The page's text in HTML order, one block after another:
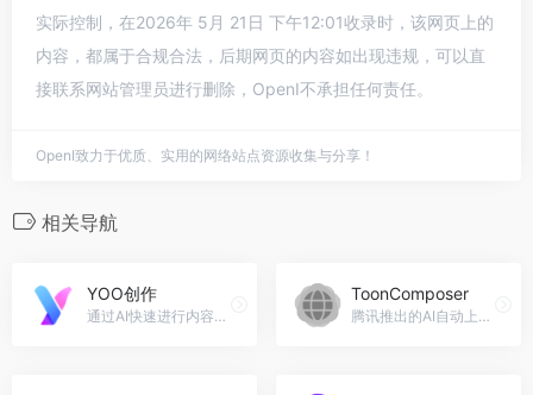
实际控制，在2026年 5月 21日 下午12:01收录时，该网页上的
内容，都属于合规合法，后期网页的内容如出现违规，可以直
接联系网站管理员进行删除，OpenI不承担任何责任。
OpenI致力于优质、实用的网络站点资源收集与分享！
相关导航
YOO创作
通过AI快速进行内容创作，营销文案、科普问答、文段续写等，加速内容生成，对seo创作友好！，YOO创作官网入口网址
ToonComposer
腾讯推出的AI自动上色和生成动画工具，它能将动画制作里“补帧”和“上色”这两个步骤合并成“生成后原画”阶段，让动画制作流程变得更简单。ToonComposer官网入口网址